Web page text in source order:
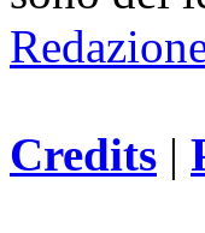
Credits |